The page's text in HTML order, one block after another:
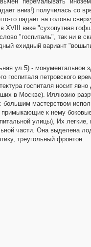
вниз!) получилась со
то падает на головы
XVIII веке "сухопутная
"госпиталь", так ни в
ехидный вариант
ул.5) - монументальное
госпиталя петровского
госпиталя носит
в Москве). Иллюзию
большим мастерством
примыкающие к нему
улицы), Их
части. Она выделена
треугольный фронтон.